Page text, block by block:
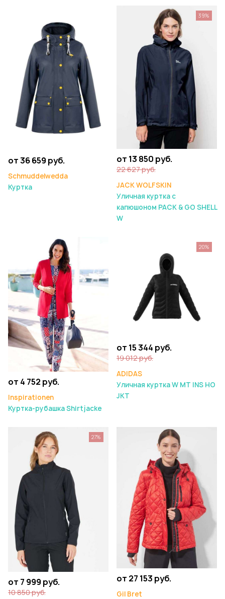
от 36 659 руб.
Schmuddelwedda
Куртка
от 13 850 руб.
22 627 руб.
JACK WOLFSKIN
Уличная куртка с
капюшоном PACK & GO SHELL
W
39%
от 4 752 руб.
Inspirationen
Куртка-рубашка Shirtjacke
от 15 344 руб.
19 012 руб.
ADIDAS
Уличная куртка W MT INS HO
JKT
20%
от 7 999 руб.
10 850 руб.
27%
от 27 153 руб.
Gil Bret